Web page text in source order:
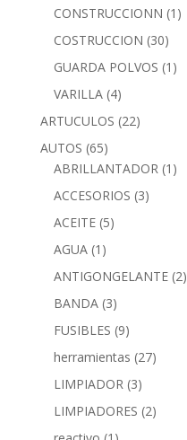
CONSTRUCCIONN (1)
COSTRUCCION (30)
GUARDA POLVOS (1)
VARILLA (4)
ARTUCULOS (22)
AUTOS (65)
ABRILLANTADOR (1)
ACCESORIOS (3)
ACEITE (5)
AGUA (1)
ANTIGONGELANTE (2)
BANDA (3)
FUSIBLES (9)
herramientas (27)
LIMPIADOR (3)
LIMPIADORES (2)